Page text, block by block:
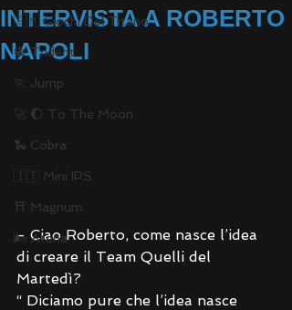
🇸🇲 Giochi Del Titano
🔱 Trident
🏃 Jump
🚀 🌔 To The Moon
🐍 Cobra
🇮🇹 Mini IPS
⛩ Magnum
🌬 Atena
INTERVISTA A ROBERTO
NAPOLI
- Ciao Roberto, come nasce l’idea
di creare il Team Quelli del
Martedì?
“ Diciamo pure che l’idea nasce